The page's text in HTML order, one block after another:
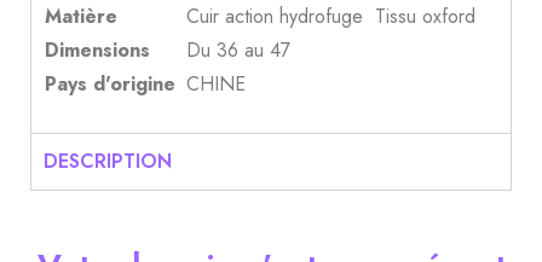
Matière
Cuir action hydrofuge  Tissu oxford
Dimensions
Du 36 au 47
Pays d'origine CHINE
DESCRIPTION